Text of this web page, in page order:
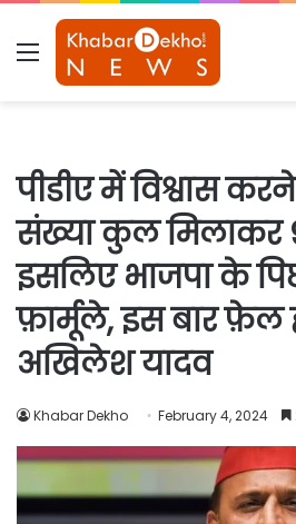
Menu
पीडीए में विश्वास
संख्या कुल मिलाकर
इसलिए भाजपा के
फ़ार्मूले, इस बार फ़ेल
अखिलेश यादव
Khabar Dekho February 4, 2024